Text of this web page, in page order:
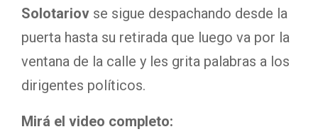
Solotariov se sigue despachando desde la
puerta hasta su retirada que luego va por la
ventana de la calle y les grita palabras a los
dirigentes políticos.
Mirá el video completo: